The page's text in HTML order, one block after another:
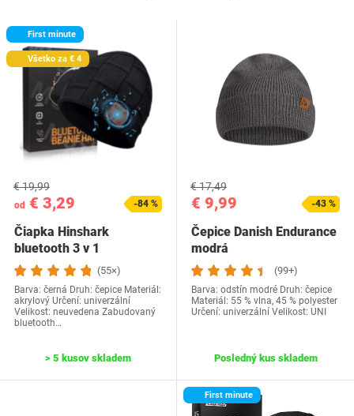
First minute
Všetko za € 4
od € 3,29
€ 19,99
-84 %
Čiapka Hinshark
bluetooth 3 v 1
(55×)
Barva: černá Druh: čepice Materiál:
akrylový Určení: univerzální
Velikost: neuvedena Zabudovaný
bluetooth…
> 5 kusov skladem
€ 9,99
€ 17,49
-43 %
Čepice Danish Endurance
modrá
(99+)
Barva: odstín modré Druh: čepice
Materiál: 55 % vlna, 45 % polyester
Určení: univerzální Velikost: UNI
Posledný kus skladem
First minute